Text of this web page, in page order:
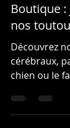
Boutique
nos
Découvrez
cérébraux,
chien ou le